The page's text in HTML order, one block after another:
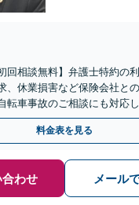
回相談無料】弁護士特約の
、休業損害など保険会社と
転車事故のご相談にも対応
間・休日対応可】
料金表を見る
わせ メール